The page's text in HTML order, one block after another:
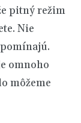
pitný režim
Nie
omnoho
môžeme